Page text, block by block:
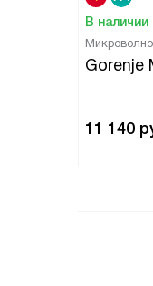
В наличии
Gorenje
11 140